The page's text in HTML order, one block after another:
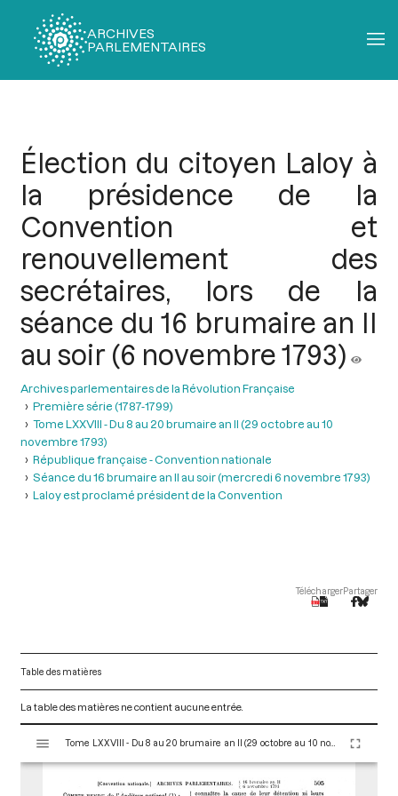
ARCHIVES
PARLEMENTAIRES
Élection du citoyen Laloy à
la présidence de la
Convention et
renouvellement des
secrétaires, lors de la
séance du 16 brumaire an II
au soir (6 novembre 1793)
Archives parlementaires de la Révolution Française
Première série (1787-1799)
Tome LXXVIII - Du 8 au 20 brumaire an II (29 octobre au 10
novembre 1793)
République française - Convention nationale
Séance du 16 brumaire an II au soir (mercredi 6 novembre 1793)
Laloy est proclamé président de la Convention
TéléchargerPartager
Table des matières
La table des matières ne contient aucune entrée.
s